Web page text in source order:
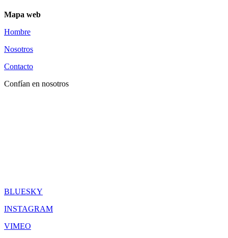
Mapa web
Hombre
Nosotros
Contacto
Confían en nosotros
BLUESKY
INSTAGRAM
VIMEO